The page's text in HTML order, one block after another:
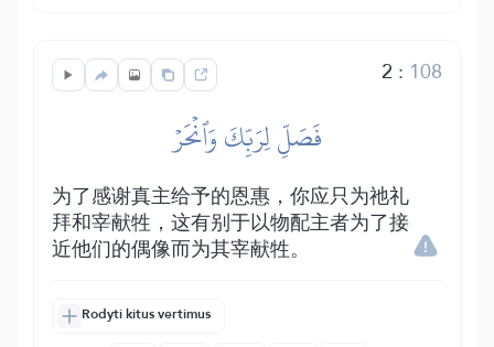
2 : 108
فَصَلِّ لِرَبِّكَ وَٱنۡحَرۡ
为了感谢真主给予的恩惠，你应只为祂礼
拜和宰献牲，这有别于以物配主者为了接
近他们的偶像而为其宰献牲。
Rodyti kitus vertimus